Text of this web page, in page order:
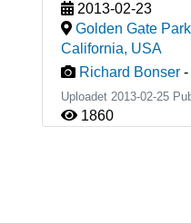
2013-02-23
Golden Gate
California, USA
Richard Bonser -
Uploadet 2013-02-25
1860